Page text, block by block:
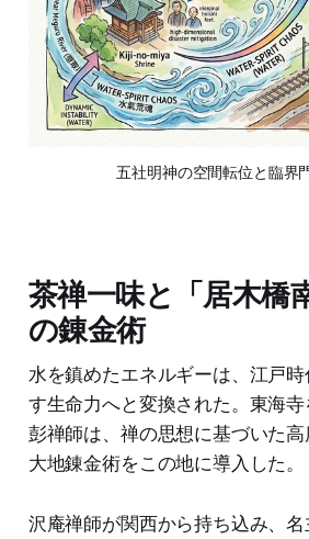
五社明神の空間転位と臨界
茶禅一味と「居木橋
の錬金術
水を鎮めたエネルギーは、江戸
す生命力へと変換された。東海
彭禅師は、禅の思想に基づいた
大地錬金術をこの地に導入した。
沢庵禅師が関西から持ち込み、